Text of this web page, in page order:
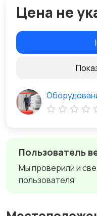
Пользователь
Мы проверили и
пользователя
Цена не